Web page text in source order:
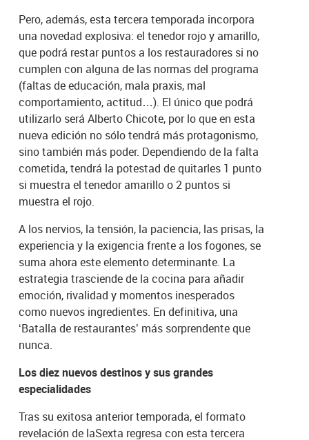
Pero, además, esta tercera temporada incorpora
una novedad explosiva: el tenedor rojo y amarillo,
que podrá restar puntos a los restauradores si no
cumplen con alguna de las normas del programa
(faltas de educación, mala praxis, mal
comportamiento, actitud…). El único que podrá
utilizarlo será Alberto Chicote, por lo que en esta
nueva edición no sólo tendrá más protagonismo,
sino también más poder. Dependiendo de la falta
cometida, tendrá la potestad de quitarles 1 punto
si muestra el tenedor amarillo o 2 puntos si
muestra el rojo.
A los nervios, la tensión, la paciencia, las prisas, la
experiencia y la exigencia frente a los fogones, se
suma ahora este elemento determinante. La
estrategia trasciende de la cocina para añadir
emoción, rivalidad y momentos inesperados
como nuevos ingredientes. En definitiva, una
‘Batalla de restaurantes’ más sorprendente que
nunca.
Los diez nuevos destinos y sus grandes
especialidades
Tras su exitosa anterior temporada, el formato
revelación de laSexta regresa con esta tercera